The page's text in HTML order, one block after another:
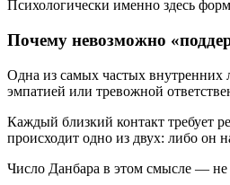
Психологически именно здесь
Почему невозможно
Одна из самых частых
эмпатией или тревожной
Каждый близкий контакт требует
происходит одно из двух: либо он
Число Данбара в этом смысле — не